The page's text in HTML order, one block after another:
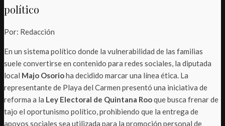
político
Por: Redacción
En un sistema político donde la vulnerabilidad de las familias
suele convertirse en contenido para redes sociales, la diputada
local Majo Osorioha decidido marcar una línea ética. La
representante de Playa del Carmen presentó una iniciativa de
reforma a la Ley Electoral de Quintana Rooque busca frenar de
tajo el oportunismo político, prohibiendo que la entrega de
apoyos sociales sea utilizada para la promoción personal de